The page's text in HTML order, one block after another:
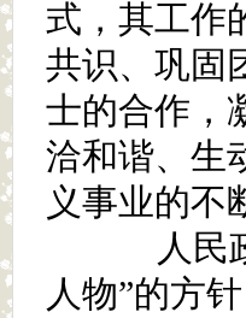
式，其工作
共识、巩固
士的合作，
洽和谐、生
义事业的不
人民政
人物”的方